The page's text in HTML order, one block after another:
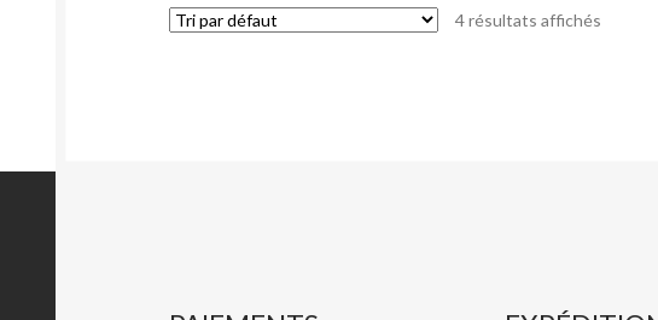
4 résultats affichés